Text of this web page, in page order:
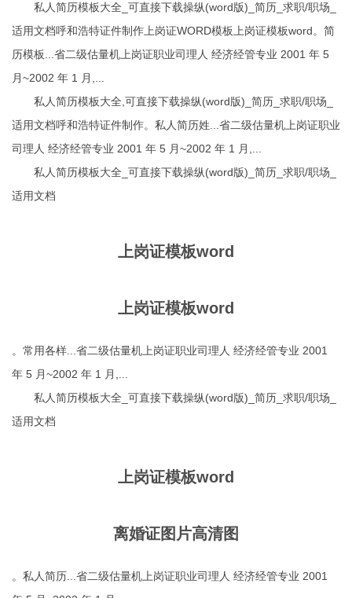
私人简历模板大全_可直接下载操纵(word版)_简历_求职/职场_
适用文档呼和浩特证件制作 上岗证WORD模板上岗证模板word。简
历模板...省二级估量机上岗证职业司理人 经济经管专业 2001 年 5
月~2002 年 1 月,...
私人简历模板大全,可直接下载操纵(word版)_简历_求职/职场_
适用文档呼和浩特证件制作。私人简历姓...省二级估量机上岗证职业
司理人 经济经管专业 2001 年 5 月~2002 年 1 月,...
私人简历模板大全_可直接下载操纵(word版)_简历_求职/职场_
适用文档
上岗证模板word
上岗证模板word
。常用各样...省二级估量机上岗证职业司理人 经济经管专业 2001
年 5 月~2002 年 1 月,...
私人简历模板大全_可直接下载操纵(word版)_简历_求职/职场_
适用文档
上岗证模板word
离婚证图片高清图
。私人简历...省二级估量机上岗证职业司理人 经济经管专业 2001